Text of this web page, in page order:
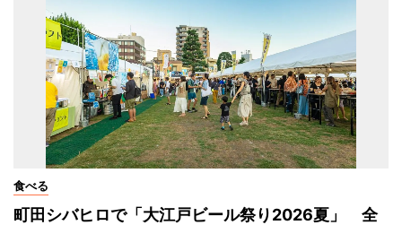
食べる
町田シバヒロで「大江戸ビール祭り2026夏」 全